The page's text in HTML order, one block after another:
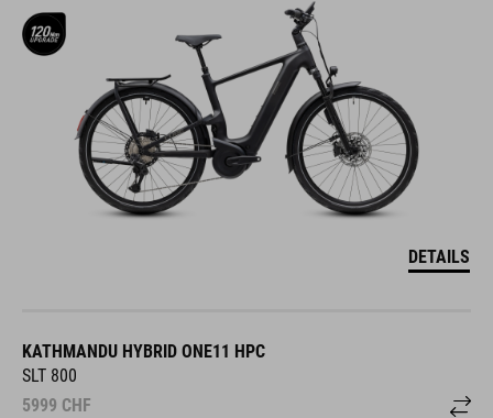
DETAILS
KATHMANDU HYBRID ONE11 HPC
SLT 800
5999 CHF